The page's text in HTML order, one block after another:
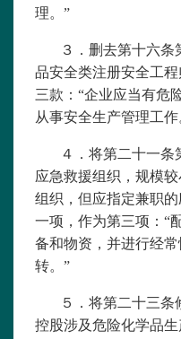
理。”
３．删去第十六条
品安全类注册安全工
三款：“企业应当有危
从事安全生产管理工作
４．将第二十一条
应急救援组织，规模
组织，但应指定兼职
一项，作为第三项：“
备和物资，并进行经
转。”
５．将第二十三
控股涉及危险化学品